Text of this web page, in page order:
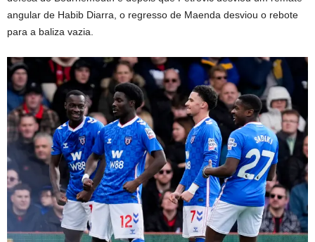
angular de Habib Diarra, o regresso de Maenda desviou o rebote
para a baliza vazia.